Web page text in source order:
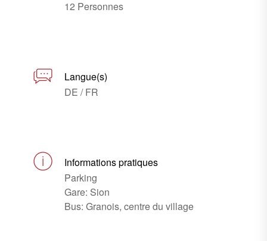
12 Personnes
Langue(s)
DE / FR
Informations pratiques
Parking
Gare: Sion
Bus: Granois, centre du village